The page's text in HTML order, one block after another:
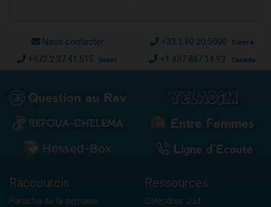
Nous contacter +33.1.80.20.5000 France
+972.2.37.41.515 Israël +1.437.887.14.93 Canada
Raccourcis
Paracha de la semaine
Ressources
Calendrier Juif